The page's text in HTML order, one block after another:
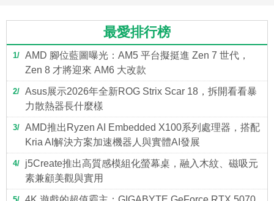
最愛排行榜
1
AMD 腳位藍圖曝光：AM5 平台擬挺進 Zen 7 世代，
Zen 8 才將迎來 AM6 大改款
2
Asus展示2026年全新ROG Strix Scar 18，拆開看看暴
力散熱器長什麼樣
3
AMD推出Ryzen AI Embedded X100系列處理器，搭配
Kria AI解決方案加速機器人與實體AI發展
4
j5Create推出高質感模組化螢幕桌，融入木紋、磁吸元
素兼顧美觀與實用